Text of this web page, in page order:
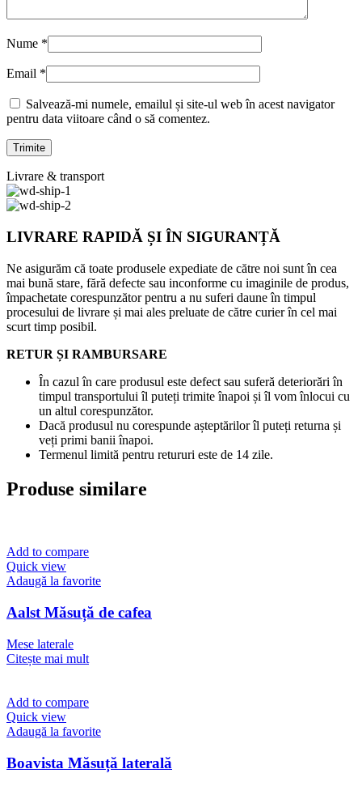
Nume *
Email *
Salvează-mi numele, emailul și site-ul web în acest navigator
pentru data viitoare când o să comentez.
Livrare & transport
LIVRARE RAPIDĂ ȘI ÎN SIGURANȚĂ
Ne asigurăm că toate produsele expediate de către noi sunt în cea
mai bună stare, fără defecte sau inconforme cu imaginile de produs,
împachetate corespunzător pentru a nu suferi daune în timpul
procesului de livrare și mai ales preluate de către curier în cel mai
scurt timp posibil.
RETUR ȘI RAMBURSARE
În cazul în care produsul este defect sau suferă deteriorări în
timpul transportului îl puteți trimite înapoi și îl vom înlocui cu
un altul corespunzător.
Dacă produsul nu corespunde așteptărilor îl puteți returna și
veți primi banii înapoi.
Termenul limită pentru retururi este de 14 zile.
Produse similare
Add to compare
Quick view
Adaugă la favorite
Aalst Măsuță de cafea
Mese laterale
Citește mai mult
Add to compare
Quick view
Adaugă la favorite
Boavista Măsuță laterală